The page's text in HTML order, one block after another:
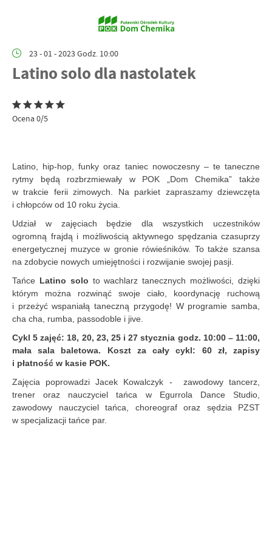
23 - 01 - 2023 Godz. 10:00
Latino solo dla nastolatek
Ocena 0/5
Latino, hip-hop, funky oraz taniec nowoczesny – te taneczne
rytmy będą rozbrzmiewały w POK „Dom Chemika” także
w trakcie ferii zimowych. Na parkiet zapraszamy dziewczęta
i chłopców od 10 roku życia.
Udział w zajęciach będzie dla wszystkich uczestników
ogromną frajdą i możliwością aktywnego spędzania czasuprzy
energetycznej muzyce w gronie rówieśników. To także szansa
na zdobycie nowych umiejętności i rozwijanie swojej pasji.
Tańce Latino solo to wachlarz tanecznych możliwości, dzięki
którym można rozwinąć swoje ciało, koordynację ruchową
i przeżyć wspaniałą taneczną przygodę! W programie samba,
cha cha, rumba, passodoble i jive.
Cykl 5 zajęć: 18, 20, 23, 25 i 27 stycznia godz. 10:00 – 11:00,
mała sala baletowa. Koszt za cały cykl: 60 zł, zapisy
i płatność w kasie POK.
Zajęcia poprowadzi Jacek Kowalczyk - zawodowy tancerz,
trener oraz nauczyciel tańca w Egurrola Dance Studio,
zawodowy nauczyciel tańca, choreograf oraz sędzia PZST
w specjalizacji tańce par.